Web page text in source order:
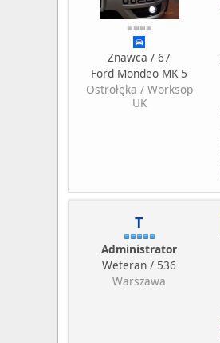
Znawca / 67
Ford Mondeo MK 5
Ostrołęka / Worksop
UK
T
Administrator
Weteran / 536
Warszawa